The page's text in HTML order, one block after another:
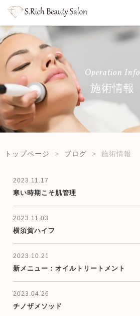
Operation Info
施術情報
トップページ ブログ 施術情報
2023.11.17
寒い時期こそ肌管理
2023.11.03
横須賀ハイフ
2023.10.21
新メニュー：オイルトリートメント
2023.04.26
チノザメソッド